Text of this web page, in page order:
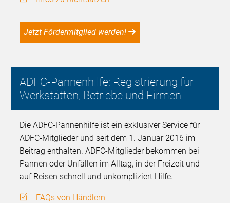
Jetzt Fördermitglied werden!
ADFC-Pannenhilfe: Registrierung für
Werkstätten, Betriebe und Firmen
Die ADFC-Pannenhilfe ist ein exklusiver Service für
ADFC-Mitglieder und seit dem 1. Januar 2016 im
Beitrag enthalten. ADFC-Mitglieder bekommen bei
Pannen oder Unfällen im Alltag, in der Freizeit und
auf Reisen schnell und unkompliziert Hilfe.
FAQs von Händlern